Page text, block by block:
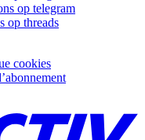
op telegram
op threads
cookies